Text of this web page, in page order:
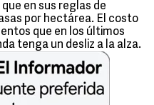
en sus reglas de
por hectárea. El costo
que en los últimos
tenga un desliz a la alza.